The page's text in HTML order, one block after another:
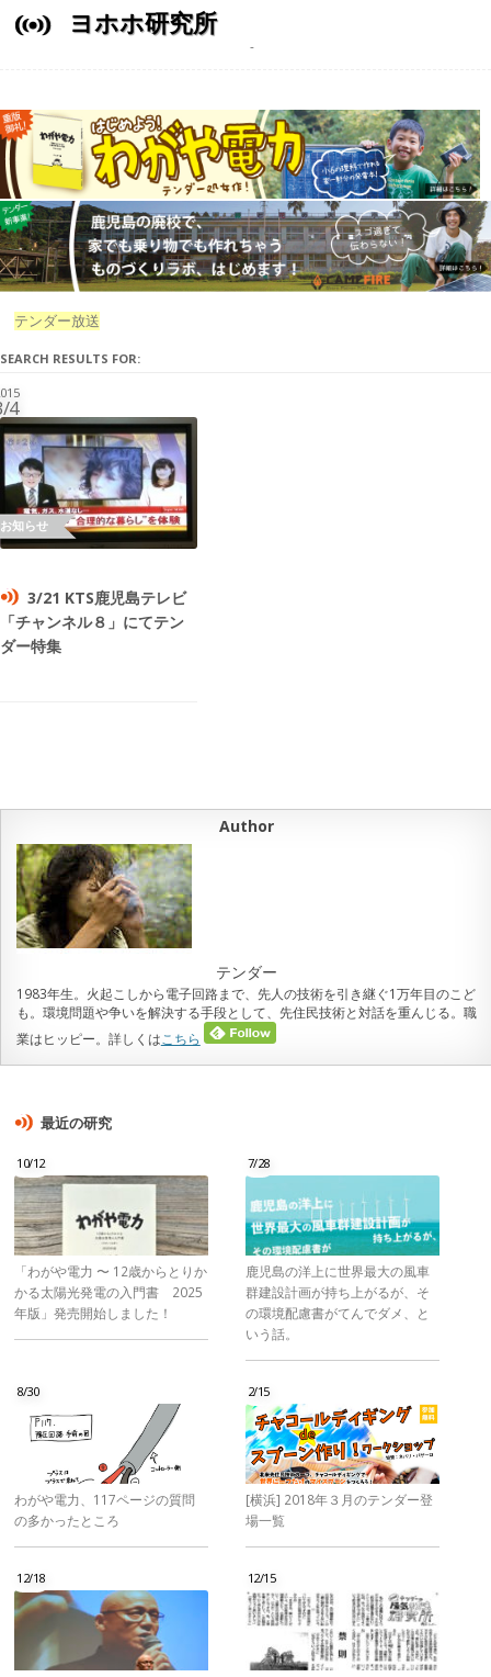
ヨホホ研究所
テンダー放送
SEARCH RESULTS FOR:
4
3/21 KTS鹿児島テレビ
「チャンネル８」にてテン
ダー特集
Author
テンダー
1983年生。火起こしから電子回路まで、先人の技術を引き継ぐ1万年目のこど
も。環境問題や争いを解決する手段として、先住民技術と対話を重んじる。職
業はヒッピー。詳しくは こちら
最近の研究
10/12
「わがや電力 〜 12歳からとりか
かる太陽光発電の入門書 2025
年版」発売開始しました！
7/28
鹿児島の洋上に世界最大の風車
群建設計画が持ち上がるが、そ
の環境配慮書がてんでダメ、と
いう話。
8/30
わがや電力、117ページの質問
の多かったところ
2/15
[横浜] 2018年３月のテンダー登
場一覧
12/18 12/15